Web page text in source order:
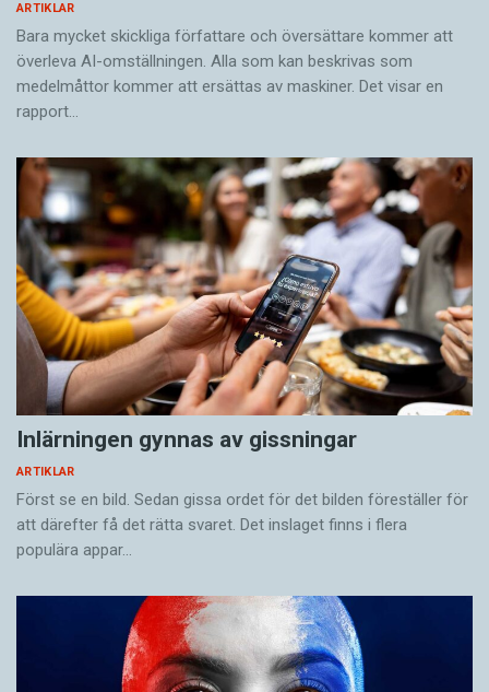
ARTIKLAR
Bara mycket skickliga författare och översättare ­kommer att
överleva AI-omställningen. Alla som kan beskrivas som
medelmåttor kommer att ersättas av maskiner. Det visar en
rapport…
Inlärningen gynnas av gissningar
ARTIKLAR
Först se en bild. Sedan gissa ordet för det bilden föreställer för
att därefter få det rätta svaret. Det inslaget finns i flera
populära appar…